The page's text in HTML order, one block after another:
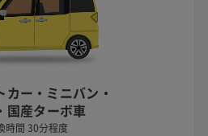
カー・ミニバン・
国産ターボ車
時間 30分程度